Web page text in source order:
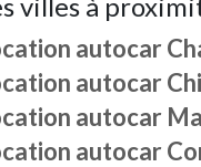
autocar
autocar
autocar
autocar